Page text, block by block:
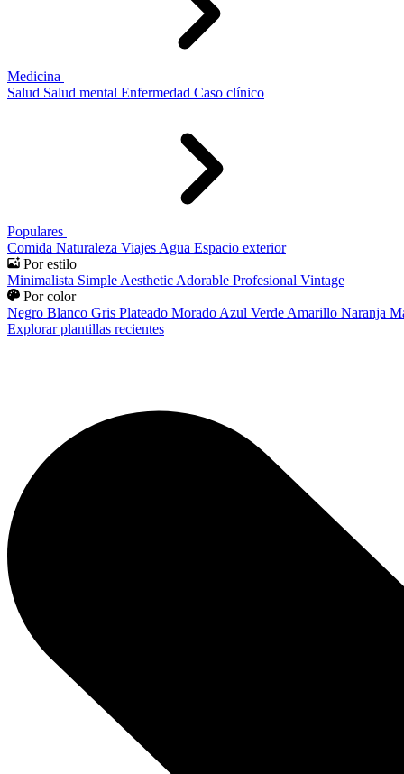
Medicina
Salud Salud mental Enfermedad Caso clínico
Populares
Comida Naturaleza Viajes Agua Espacio exterior
Por estilo
Minimalista Simple Aesthetic Adorable Profesional Vintage
Por color
Negro Blanco Gris Plateado Morado Azul Verde Amarillo Naranja
Explorar plantillas recientes